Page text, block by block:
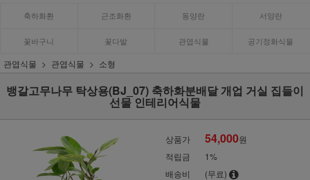
축하화환 근조화환 동양란 서양란
꽃바구니 꽃다발 관엽식물 공기정화식물
관엽식물 관엽식물 소형
뱅갈고무나무 탁상용(BJ_07) 축하화분배달 개업 거실 집들이
선물 인테리어식물
상품가 54,000원
적립금
1%
배송비
(무료)